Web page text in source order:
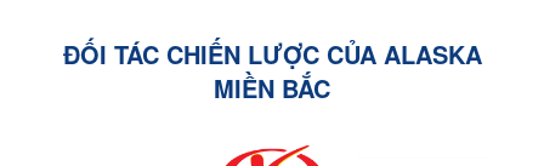
ĐỐI TÁC CHIẾN LƯỢC CỦA ALASKA
MIỀN BẮC